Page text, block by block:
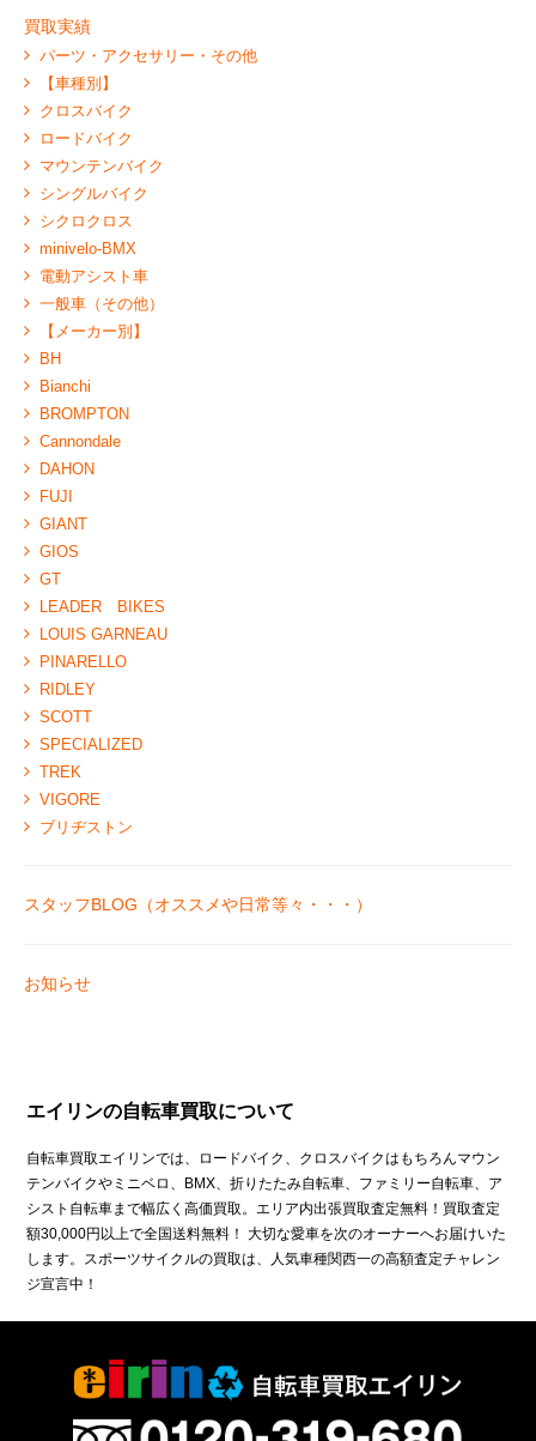
買取実績
パーツ・アクセサリー・その他
【車種別】
クロスバイク
ロードバイク
マウンテンバイク
シングルバイク
シクロクロス
minivelo-BMX
電動アシスト車
一般車（その他）
【メーカー別】
BH
Bianchi
BROMPTON
Cannondale
DAHON
FUJI
GIANT
GIOS
GT
LEADER BIKES
LOUIS GARNEAU
PINARELLO
RIDLEY
SCOTT
SPECIALIZED
TREK
VIGORE
ブリヂストン
スタッフBLOG（オススメや日常等々・・・）
お知らせ
エイリンの自転車買取について
自転車買取エイリンでは、ロードバイク、クロスバイクはもちろんマウン
テンバイクやミニベロ、BMX、折りたたみ自転車、ファミリー自転車、ア
シスト自転車まで幅広く高価買取。エリア内出張買取査定無料！買取査定
額30,000円以上で全国送料無料！ 大切な愛車を次のオーナーへお届けいた
します。スポーツサイクルの買取は、人気車種関西一の高額査定チャレン
ジ宣言中！